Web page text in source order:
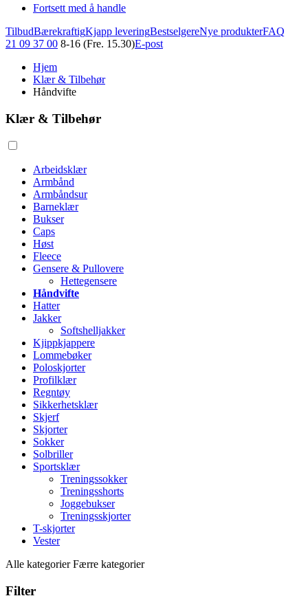
Fortsett med å handle
TilbudBærekraftigKjapp leveringBestselgereNye produkterFAQ
21 09 37 00 8-16 (Fre. 15.30)E-post
Hjem
Klær & Tilbehør
Håndvifte
Klær & Tilbehør
Arbeidsklær
Armbånd
Armbåndsur
Barneklær
Bukser
Caps
Høst
Fleece
Gensere & Pullovere
Hettegensere
Håndvifte
Hatter
Jakker
Softshelljakker
Kjippkjappere
Lommebøker
Poloskjorter
Profilklær
Regntøy
Sikkerhetsklær
Skjerf
Skjorter
Sokker
Solbriller
Sportsklær
Treningssokker
Treningsshorts
Joggebukser
Treningsskjorter
T-skjorter
Vester
Alle kategorier Færre kategorier
Filter